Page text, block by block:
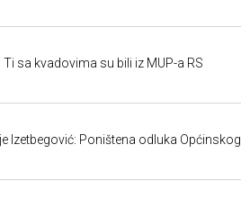
sa kvadovima su bili iz MUP-a RS
Izetbegović: Poništena odluka Općinskog